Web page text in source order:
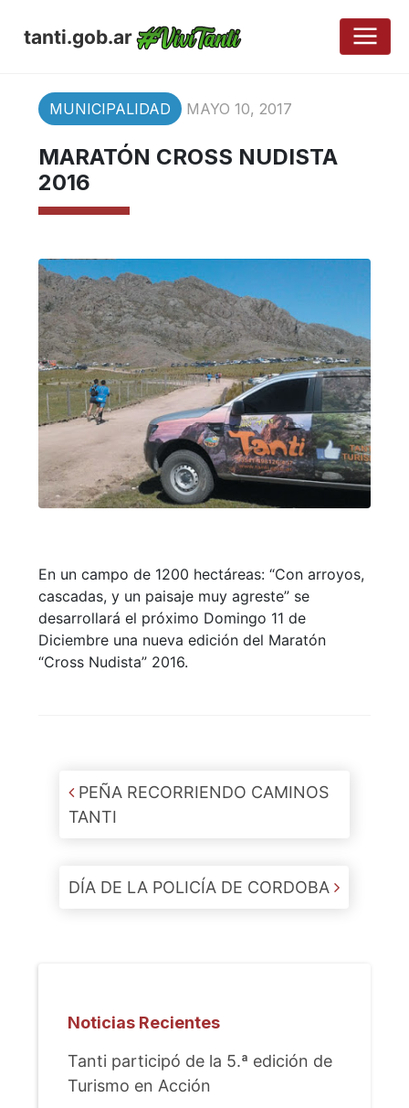
tanti.gob.ar
MUNICIPALIDAD MAYO 10, 2017
MARATÓN CROSS NUDISTA
2016
En un campo de 1200 hectáreas: “Con arroyos,
cascadas, y un paisaje muy agreste” se
desarrollará el próximo Domingo 11 de
Diciembre una nueva edición del Maratón
“Cross Nudista” 2016.
Post navigation
PEÑA RECORRIENDO CAMINOS
TANTI
DÍA DE LA POLICÍA DE CORDOBA
Noticias Recientes
Tanti participó de la 5.ª edición de
Turismo en Acción